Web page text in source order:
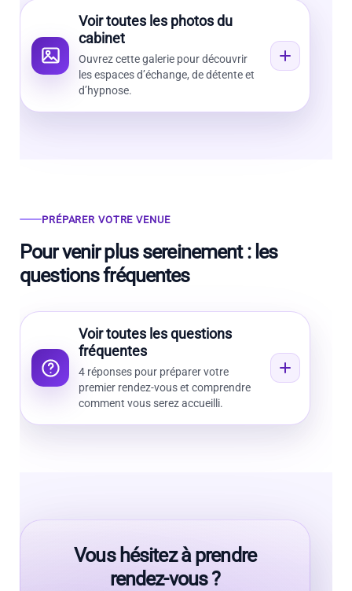
Voir toutes les photos du
cabinet
Ouvrez cette galerie pour découvrir
les espaces d’échange, de détente et
d’hypnose.
PRÉPARER VOTRE VENUE
Pour venir plus sereinement : les
questions fréquentes
Voir toutes les questions
fréquentes
4 réponses pour préparer votre
premier rendez-vous et comprendre
comment vous serez accueilli.
Vous hésitez à prendre
rendez-vous ?